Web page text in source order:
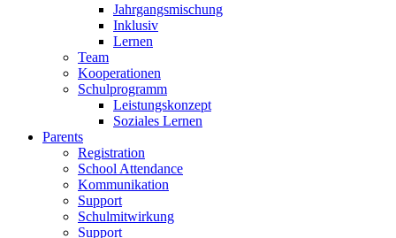
Jahrgangsmischung
Inklusiv
Lernen
Team
Kooperationen
Schulprogramm
Leistungskonzept
Soziales Lernen
Parents
Registration
School Attendance
Kommunikation
Support
Schulmitwirkung
Support